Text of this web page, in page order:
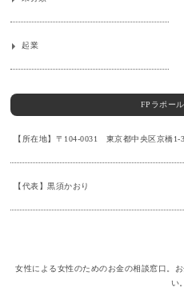
起業
FPラポー
【所在地】〒104-0031 東京都中央区京橋
【代表】黒須かおり
女性による女性のためのお金の相談窓口。
い。